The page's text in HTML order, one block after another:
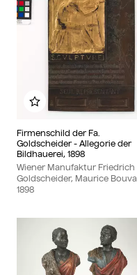
Firmenschild der Fa.
Goldscheider - Allegorie der
Bildhauerei, 1898
Wiener Manufaktur Friedrich
Goldscheider, Maurice
1898
Zu meinem